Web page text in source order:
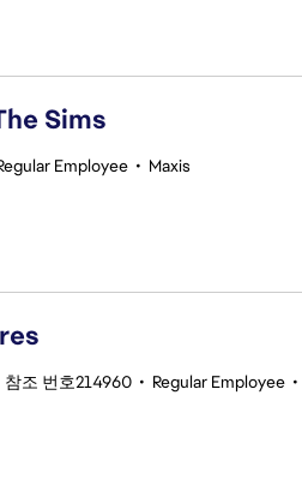
Sims
Employee • Maxis
참조 번호214960 • Regular Employee •